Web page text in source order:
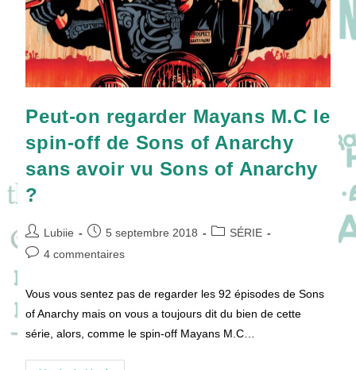
Peut-on regarder Mayans M.C le
spin-off de Sons of Anarchy
sans avoir vu Sons of Anarchy
?
Auteur/autrice
de
Lubiie
Publication
publiée :
5 septembre 2018
PostSÉRIE
Commentaires
4 commentaires
Vous vous sentez pas de regarder les 92 épisodes de Sons
of Anarchy mais on vous a toujours dit du bien de cette
série, alors, comme le spin-off Mayans M.C…